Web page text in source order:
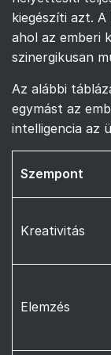
kiegészíti azt. A
ahol az emberi
szinergikusan
Az alábbi
egymást az
intelligencia az
Szempont
Kreativitás
Elemzés